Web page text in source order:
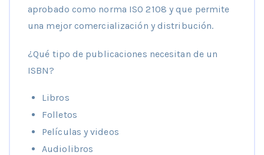
aprobado como norma ISO 2108 y que permite
una mejor comercialización y distribución.
¿Qué tipo de publicaciones necesitan de un
ISBN?
Libros
Folletos
Películas y videos
Audiolibros